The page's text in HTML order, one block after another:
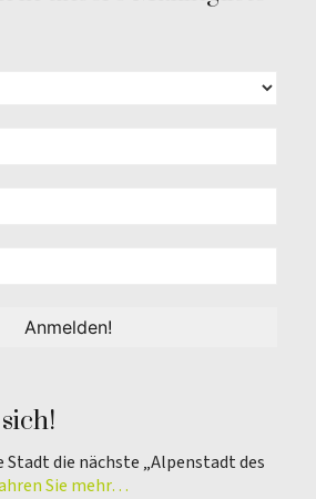
Stadt die nächste „Alpenstadt des
Sie mehr…